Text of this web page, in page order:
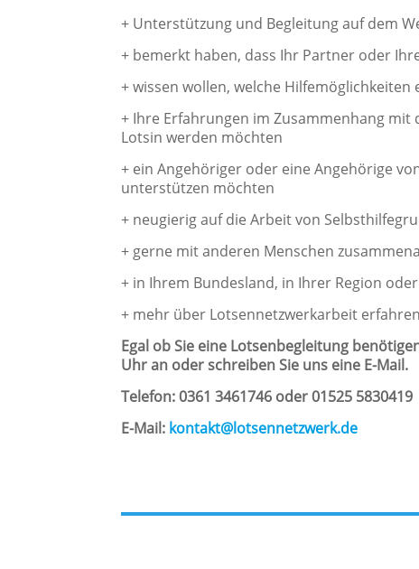
+ Unterstützung und Begleitung auf dem
+ bemerkt haben, dass Ihr Partner oder
+ wissen wollen, welche
+ Ihre Erfahrungen im Zusammenhang
Lotsin werden möchten
+ ein Angehöriger oder eine Angehörige
unterstützen möchten
+ neugierig auf die Arbeit von
+ gerne mit anderen Menschen
+ in Ihrem Bundesland, in Ihrer Region
+ mehr über Lotsennetzwerkarbeit
Egal ob Sie eine Lotsenbegleitung
Uhr an oder schreiben Sie uns eine E-Mail.
Telefon: 0361 3461746 oder 01525 5830419
E-Mail: kontakt@lotsennetzwerk.de